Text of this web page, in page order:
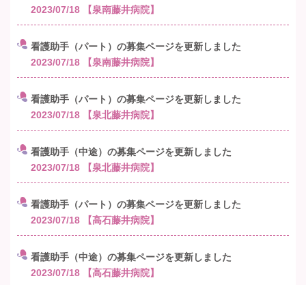
2023/07/18
【泉南藤井病院】
看護助手（パート）の募集ページを更新しました
2023/07/18
【泉南藤井病院】
看護助手（パート）の募集ページを更新しました
2023/07/18
【泉北藤井病院】
看護助手（中途）の募集ページを更新しました
2023/07/18
【泉北藤井病院】
看護助手（パート）の募集ページを更新しました
2023/07/18
【高石藤井病院】
看護助手（中途）の募集ページを更新しました
2023/07/18
【高石藤井病院】